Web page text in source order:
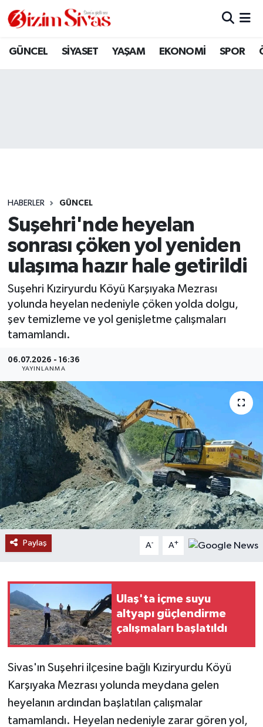
GÜNCEL SİYASET YAŞAM EKONOMİ SPOR
HABERLER GÜNCEL
Suşehri'nde heyelan
sonrası çöken yol yeniden
ulaşıma hazır hale getirildi
Suşehri Kıziryurdu Köyü Karşıyaka Mezrası
yolunda heyelan nedeniyle çöken yolda dolgu,
şev temizleme ve yol genişletme çalışmaları
tamamlandı.
06.07.2026 - 16:36
YAYINLANMA
Paylaş A- A+
Ulaş'ta içme suyu
altyapı güçlendirme
çalışmaları başlatıldı
Sivas'ın Suşehri ilçesine bağlı Kıziryurdu Köyü
Karşıyaka Mezrası yolunda meydana gelen
heyelanın ardından başlatılan çalışmalar
tamamlandı. Heyelan nedeniyle zarar gören yol,
ARAMIZDAN AYRILANLAR
GÜNCEL
KÜLTÜR
MAGAZİN
ÖZEL HABER
SAĞLIK
SİYASET
SOSYAL YARDIMLAR
SPONSORLU YAZI
SPOR
TEKNOLOJİ
YAŞAM
Sivas Nöbetçi Eczaneler
Son Dakika Haberleri
Haber Arşivi